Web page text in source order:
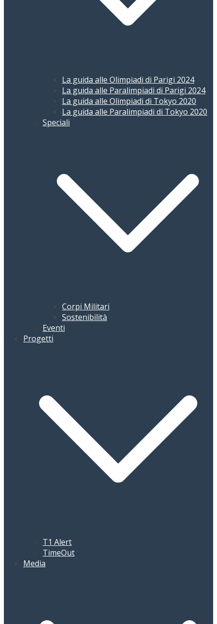
La guida alle Olimpiadi di Parigi 2024
La guida alle Paralimpiadi di Parigi 2024
La guida alle Olimpiadi di Tokyo 2020
La guida alle Paralimpiadi di Tokyo 2020
Speciali
Corpi Militari
Sostenibilità
Eventi
Progetti
T1 Alert
TimeOut
Media